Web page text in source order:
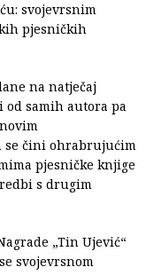
svojevrsnim
pjesničkih
na natječaj
samih autora pa
se čini ohrabrujućim
pjesničke knjige
s drugim
„Tin Ujević“
svojevrsnom